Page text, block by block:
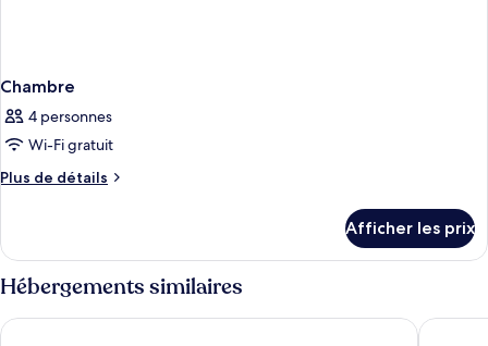
Chambre
4 personnes
Wi-Fi gratuit
Plus de détails
Plus
Chambre
Afficher les prix
Hébergements similaires
Hyatt Place Tampa Downtown